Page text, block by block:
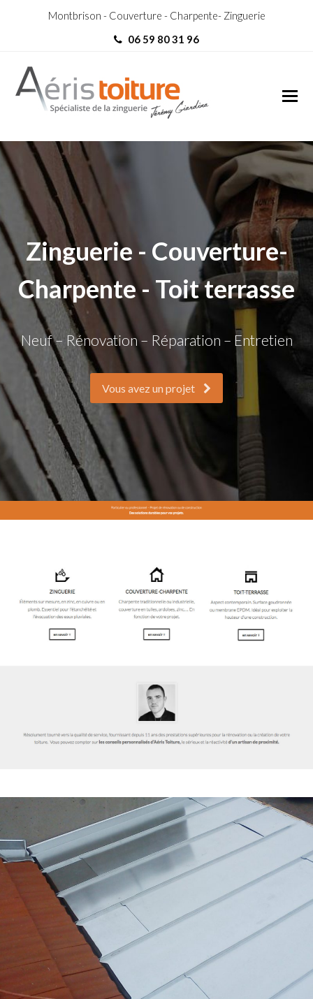
Montbrison - Couverture - Charpente- Zinguerie
06 59 80 31 96
Toit-Terrasse Jonzieux
Zinguerie - Couverture-
Charpente - Toit terrasse
Neuf – Rénovation – Réparation – Entretien
Vous avez un projet